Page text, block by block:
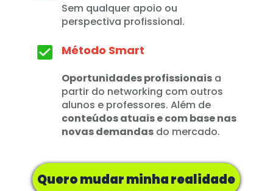
Método Smart
Oportunidades profissionais a
partir do networking com outros
alunos e professores. Além de
conteúdos atuais e com base nas
novas demandas do mercado.
Sem qualquer apoio ou
perspectiva profissional.
Quero mudar minha realidade